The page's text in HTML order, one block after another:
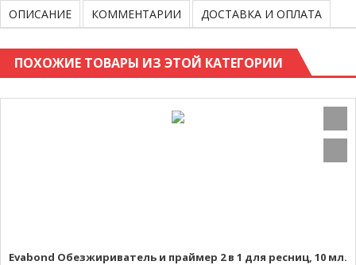
ОПИСАНИЕ КОММЕНТАРИИ ДОСТАВКА И ОПЛАТА
ПОХОЖИЕ ТОВАРЫ ИЗ ЭТОЙ КАТЕГОРИИ
Evabond Обезжириватель и праймер 2 в 1 для ресниц, 10 мл.